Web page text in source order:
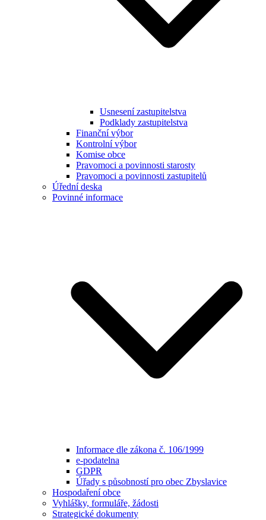
Usnesení zastupitelstva
Podklady zastupitelstva
Finanční výbor
Kontrolní výbor
Komise obce
Pravomoci a povinnosti starosty
Pravomoci a povinnosti zastupitelů
Úřední deska
Povinné informace
Informace dle zákona č. 106/1999
e-podatelna
GDPR
Úřady s působností pro obec Zbyslavice
Hospodaření obce
Vyhlášky, formuláře, žádosti
Strategické dokumenty